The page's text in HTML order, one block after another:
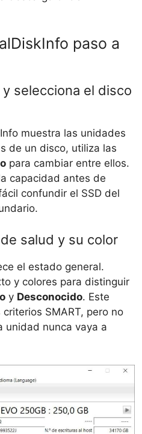
paso a
selecciona el disco
muestra las unidades
de un disco, utiliza las
para cambiar entre ellos.
capacidad antes de
confundir el SSD del
salud y su color
el estado general.
y colores para distinguir
y Desconocido. Este
SMART, pero no
unidad nunca vaya a